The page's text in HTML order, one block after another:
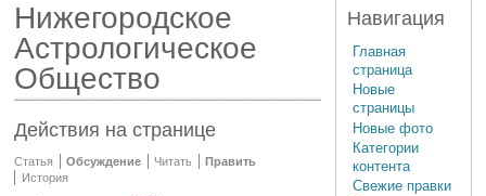
Нижегородское
Астрологическое
Общество
Действия на странице
Статья Обсуждение Читать
Править
История
Навигация
Главная
страница
Новые
страницы
Новые фото
Категории
контента
Свежие правки